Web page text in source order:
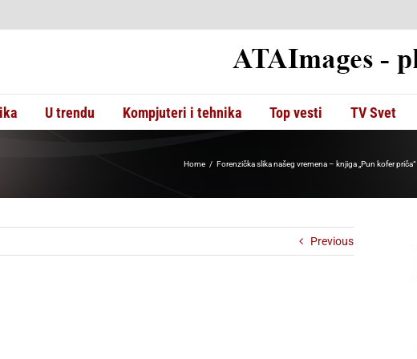
U trendu Kompjuteri i tehnika Top vesti TV Svet
Home Forenzička slika našeg vremena – knjiga „Pun kofer
Previous